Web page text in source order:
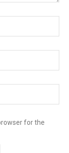
for the